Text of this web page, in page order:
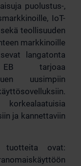
puolustus-,
IoT-
teollisuuden
markkinoille
langatonta
tarjoaa
uusimpiin
ja kannettaviin
tuotteita ovat: